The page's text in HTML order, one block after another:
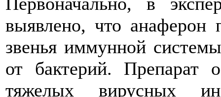
выявлено, что анаферон
звенья иммунной
от бактерий. Препарат
тяжелых вирусных